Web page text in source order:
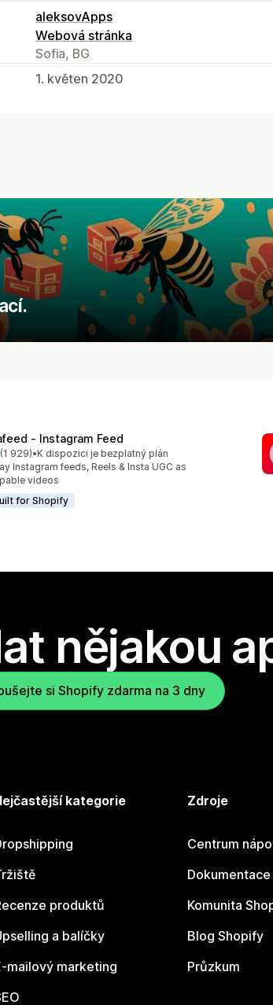
aleksovApps
Webová stránka
Sofia, BG
1. květen 2020
‑ Instagram Feed
hvězd
(1 929)počet recenzí: 1929
•K dispozici je bezplatný plán
Instagram feeds, Reels & Insta UGC as
videos
for Shopify
nějakou
si Shopify zdarma na 3 dny
kategorie
produktů
a balíčky
mailový marketing
Zdroje
Centrum
Komunita
Blog Shopify
Průzkum